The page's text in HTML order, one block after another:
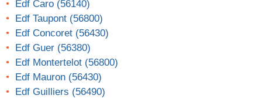
Edf Caro (56140)
Edf Taupont (56800)
Edf Concoret (56430)
Edf Guer (56380)
Edf Montertelot (56800)
Edf Mauron (56430)
Edf Guilliers (56490)